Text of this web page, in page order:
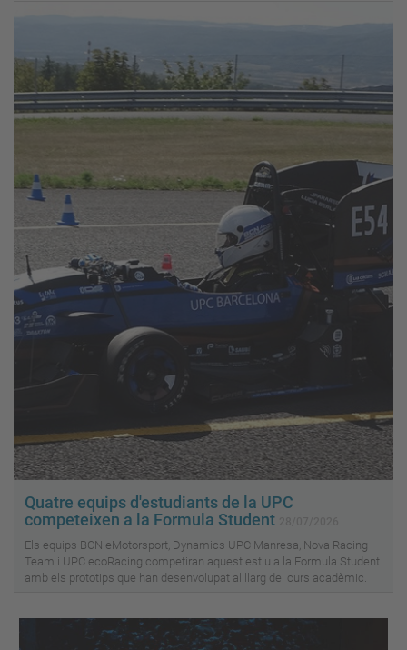
Quatre equips d'estudiants de la UPC
competeixen a la Formula Student
Els equips BCN eMotorsport, Dynamics UPC Manresa, Nova Racing
Team i UPC ecoRacing competiran aquest estiu a la Formula Student
amb els prototips que han desenvolupat al llarg del curs acadèmic.